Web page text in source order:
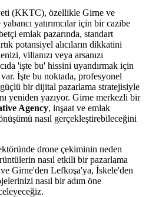
(KKTC), özellikle Girne ve
yatırımcılar için bir cazibe
emlak pazarında, standart
potansiyel alıcıların dikkatini
villanızı veya arsanızı
'işte bu' hissini uyandırmak için
İşte bu noktada, profesyonel
bir dijital pazarlama stratejisiyle
yeniden yazıyor. Girne merkezli bir
Agency, inşaat ve emlak
nasıl gerçekleştirebileceğini
drone çekiminin neden
nasıl etkili bir pazarlama
Girne'den Lefkoşa'ya, İskele'den
nasıl bir adım öne